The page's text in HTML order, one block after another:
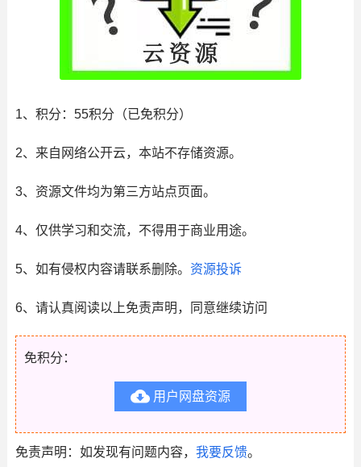
1、积分： 55积分（已免积分）
2、来自网络公开云，本站不存储资源。
3、资源文件均为第三方站点页面。
4、仅供学习和交流，不得用于商业用途。
5、如有侵权内容请联系删除。 资源投诉
6、请认真阅读以上免责声明，同意继续访问
免积分：
用户网盘资源
免责声明：如发现有问题内容， 我要反馈。